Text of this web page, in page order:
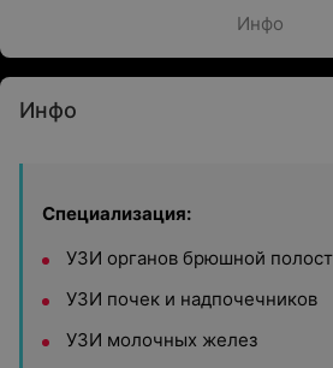
Инфо
Инфо
Специализация:
УЗИ органов брюшной
УЗИ почек и надпочечников
УЗИ молочных желез